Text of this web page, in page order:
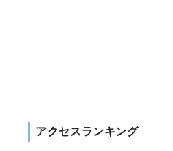
アクセスランキング